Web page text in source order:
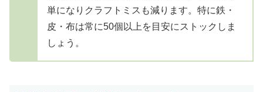
単になりクラフトミスも減ります。特に鉄・
皮・布は常に50個以上を目安にストックしま
しょう。